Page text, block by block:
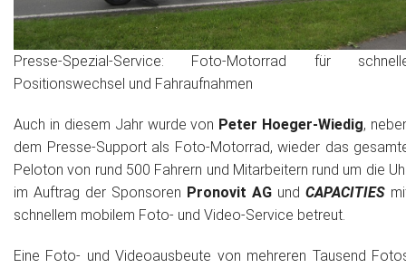
Presse-Spezial-Service: Foto-Motorrad für
Positionswechsel und Fahraufnahmen
Auch in diesem Jahr wurde von Peter Hoeger-Wiedig,
dem Presse-Support als Foto-Motorrad, wieder das
Peloton von rund 500 Fahrern und Mitarbeitern rund um die
im Auftrag der Sponsoren Pronovit AG und CAPACITIES
schnellem mobilem Foto- und Video-Service betreut.
Eine Foto- und Videoausbeute von mehreren Tausend